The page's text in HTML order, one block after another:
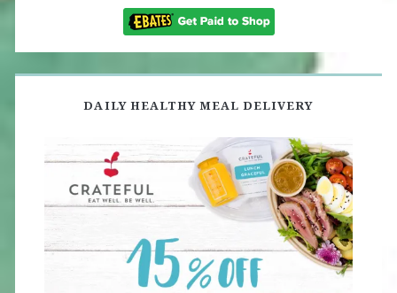
DAILY HEALTHY MEAL DELIVERY